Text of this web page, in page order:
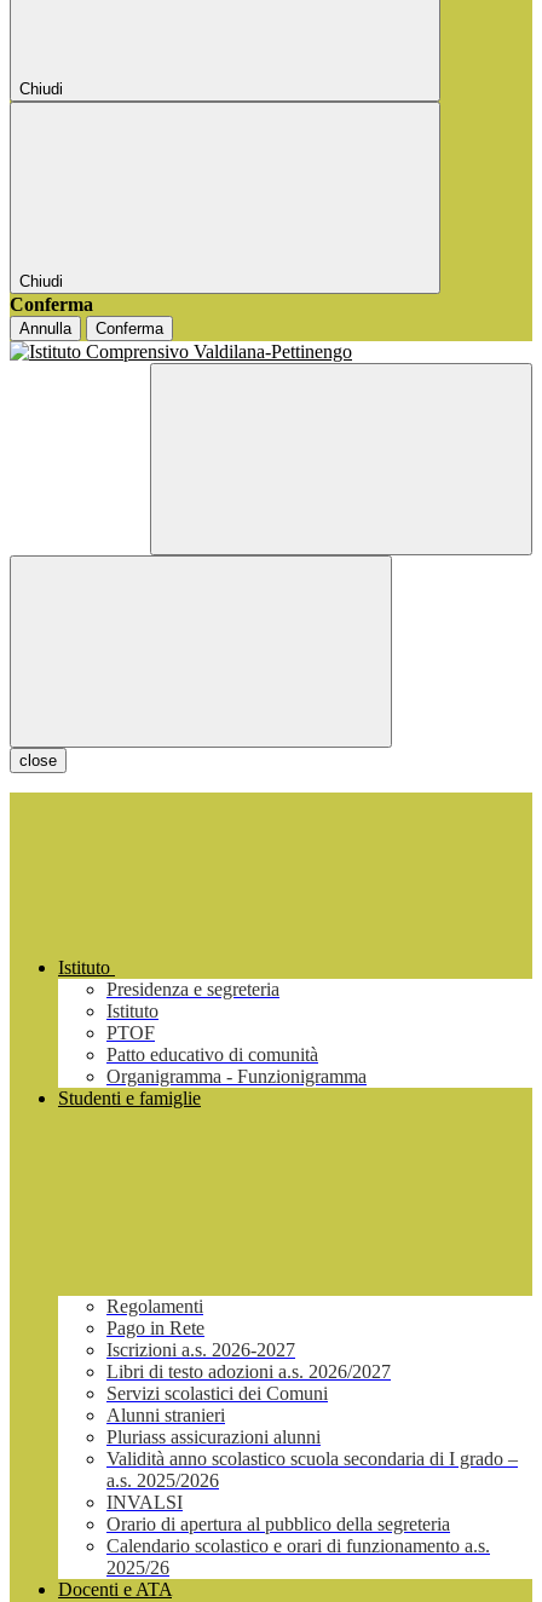
Chiudi
Chiudi
Conferma
Annulla Conferma
close
Istituto
Presidenza e segreteria
Istituto
PTOF
Patto educativo di comunità
Organigramma - Funzionigramma
Studenti e famiglie
Regolamenti
Pago in Rete
Iscrizioni a.s. 2026-2027
Libri di testo adozioni a.s. 2026/2027
Servizi scolastici dei Comuni
Alunni stranieri
Pluriass assicurazioni alunni
Validità anno scolastico scuola secondaria di I grado –
a.s. 2025/2026
INVALSI
Orario di apertura al pubblico della segreteria
Calendario scolastico e orari di funzionamento a.s.
2025/26
Docenti e ATA